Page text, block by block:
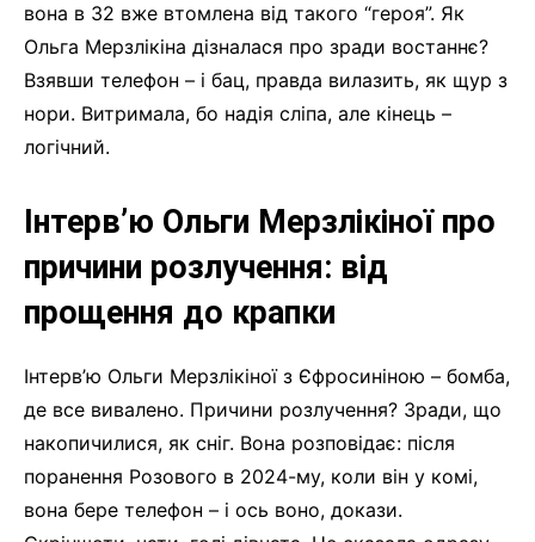
вона в 32 вже втомлена від такого “героя”. Як
Ольга Мерзлікіна дізналася про зради востаннє?
Взявши телефон – і бац, правда вилазить, як щур з
нори. Витримала, бо надія сліпа, але кінець –
логічний.
Інтерв’ю Ольги Мерзлікіної про
причини розлучення: від
прощення до крапки
Інтерв’ю Ольги Мерзлікіної з Єфросиніною – бомба,
де все вивалено. Причини розлучення? Зради, що
накопичилися, як сніг. Вона розповідає: після
поранення Розового в 2024-му, коли він у комі,
вона бере телефон – і ось воно, докази.